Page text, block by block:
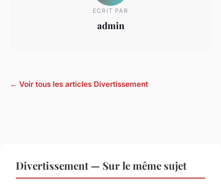
ECRIT PAR
admin
← Voir tous les articles Divertissement
Divertissement — Sur le même sujet